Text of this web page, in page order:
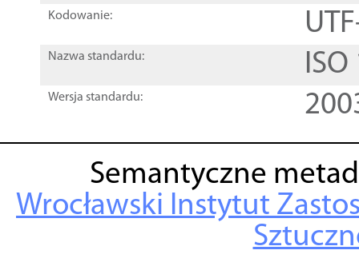
Kodowanie:
Nazwa standardu:
Wersja standardu:
Semantyczne
Wrocławski Instytut